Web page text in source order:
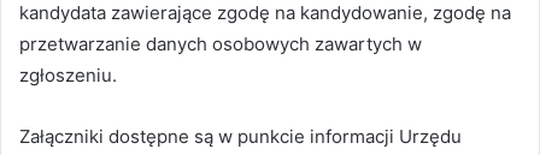
kandydata zawierające zgodę na kandydowanie, zgodę na
przetwarzanie danych osobowych zawartych w
zgłoszeniu.
Załączniki dostępne są w punkcie informacji Urzędu